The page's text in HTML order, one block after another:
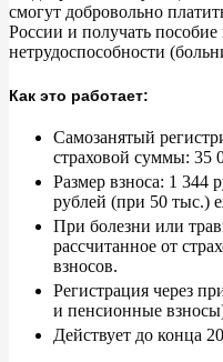
смогут добровольно
России и получать пособие
нетрудоспособности
Как это работает:
Самозанятый
страховой суммы: 35
Размер взноса: 1 344
рублей (при 50 тыс.)
При болезни или
рассчитанное от
взносов.
Регистрация через
и пенсионные
Действует до конца